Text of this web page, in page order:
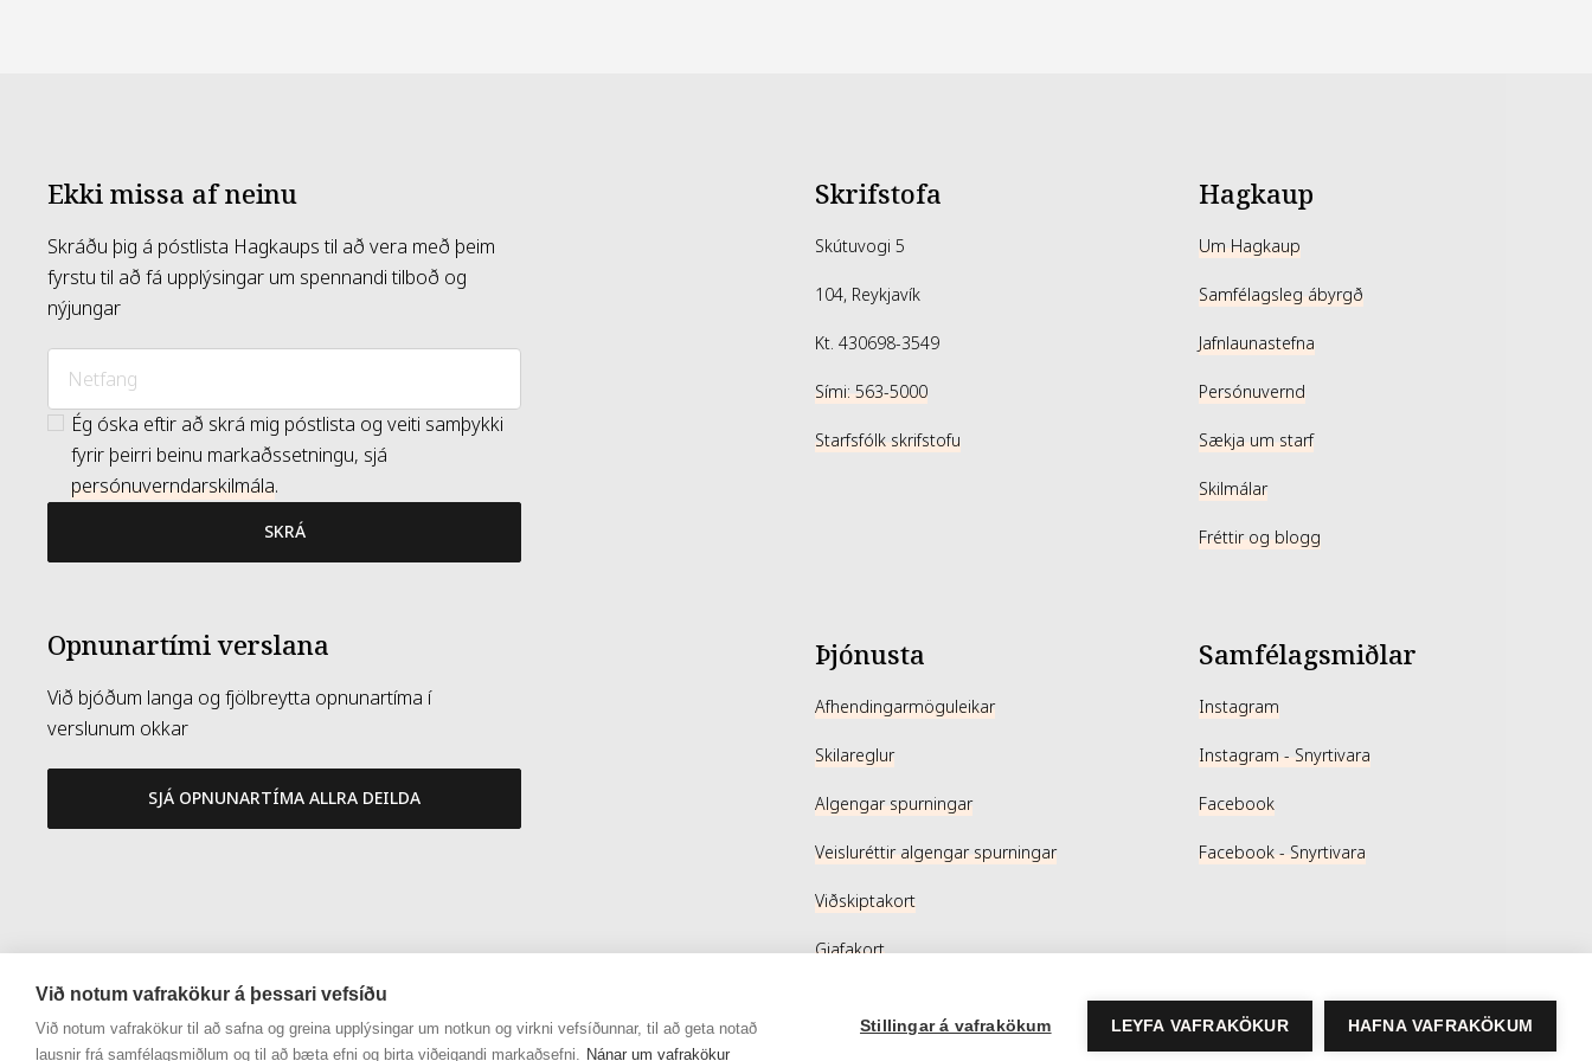
Ekki missa af neinu
Skráðu þig á póstlista Hagkaups til að vera með þeim
fyrstu til að fá upplýsingar um spennandi tilboð og
nýjungar
Ég óska eftir að skrá mig póstlista og veiti samþykki
fyrir þeirri beinu markaðssetningu, sjá
persónuverndarskilmála.
SKRÁ
Opnunartími verslana
Við bjóðum langa og fjölbreytta opnunartíma í
verslunum okkar
SJÁ OPNUNARTÍMA ALLRA DEILDA
Skrifstofa
Skútuvogi 5
104, Reykjavík
Kt. 430698-3549
Sími: 563-5000
Starfsfólk skrifstofu
Hagkaup
Um Hagkaup
Samfélagsleg ábyrgð
Jafnlaunastefna
Persónuvernd
Sækja um starf
Skilmálar
Fréttir og blogg
Þjónusta
Afhendingarmöguleikar
Skilareglur
Algengar spurningar
Veisluréttir algengar spurningar
Viðskiptakort
Gjafakort
Samfélagsmiðlar
Instagram
Instagram - Snyrtivara
Facebook
Facebook - Snyrtivara
Við notum vafrakökur á þessari vefsíðu
Við notum vafrakökur til að safna og greina upplýsingar um notkun og virkni vefsíðunnar, til að geta notað
lausnir frá samfélagsmiðlum og til að bæta efni og birta viðeigandi markaðsefni. Nánar um vafrakökur
Stillingar á vafrakökum LEYFA VAFRAKÖKUR HAFNA VAFRAKÖKUM